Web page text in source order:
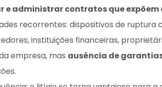
e administrar contratos que expõem
recorrentes: dispositivos de
instituições financeiras,
empresa, mas ausência de